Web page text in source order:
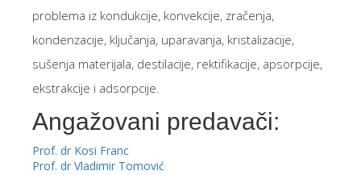
problema iz kondukcije, konvekcije, zračenja,
kondenzacije, ključanja, uparavanja, kristalizacije,
sušenja materijala, destilacije, rektifikacije, apsorpcije,
ekstrakcije i adsorpcije.
Angažovani predavači:
Prof. dr Kosi Franc
Prof. dr Vladimir Tomović